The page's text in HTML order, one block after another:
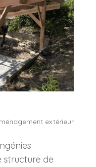
extérieur
structure de